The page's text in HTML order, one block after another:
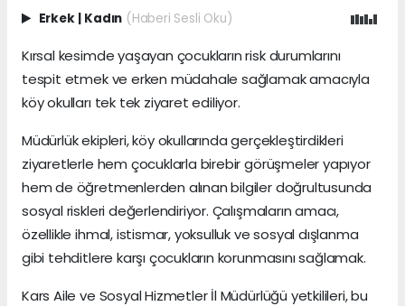
Erkek | Kadın (Haberi Sesli Oku)
Kırsal kesimde yaşayan çocukların risk durumlarını
tespit etmek ve erken müdahale sağlamak amacıyla
köy okulları tek tek ziyaret ediliyor.
Müdürlük ekipleri, köy okullarında gerçekleştirdikleri
ziyaretlerle hem çocuklarla birebir görüşmeler yapıyor
hem de öğretmenlerden alınan bilgiler doğrultusunda
sosyal riskleri değerlendiriyor. Çalışmaların amacı,
özellikle ihmal, istismar, yoksulluk ve sosyal dışlanma
gibi tehditlere karşı çocukların korunmasını sağlamak.
Kars Aile ve Sosyal Hizmetler İl Müdürlüğü yetkilileri, bu